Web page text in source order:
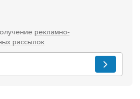
рекламно-
рассылок